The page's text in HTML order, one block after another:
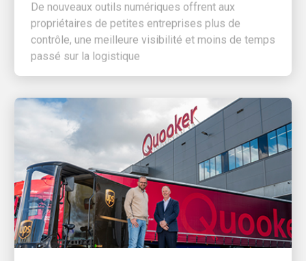
propriétaires de petites entreprises plus de
contrôle, une meilleure visibilité et moins de temps
passé sur la logistique